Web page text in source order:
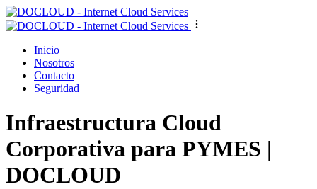
Inicio
Nosotros
Contacto
Seguridad
Infraestructura Cloud
Corporativa para PYMES |
DOCLOUD